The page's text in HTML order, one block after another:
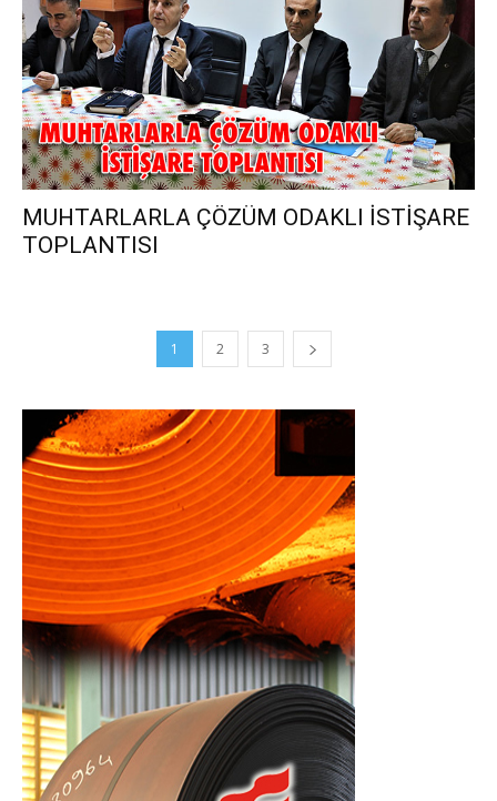
MUHTARLARLA ÇÖZÜM ODAKLI İSTİŞARE
TOPLANTISI
1 2 3